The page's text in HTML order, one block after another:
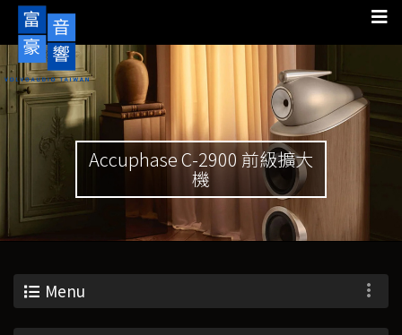
Accuphase C-2900 前級擴大
機
Menu